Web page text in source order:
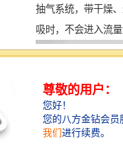
抽气系统，带干燥
吸时，不会进入流量